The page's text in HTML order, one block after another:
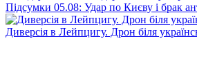
Підсумки 05.08: Удар по Києву і брак
Диверсія в Лейпцигу. Дрон біля